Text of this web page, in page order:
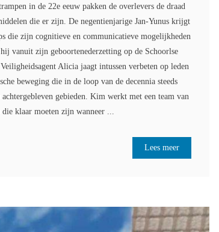
in de 22e eeuw pakken de overlevers de draad
die er zijn. De negentienjarige Jan-Yunus krijgt
die zijn cognitieve en communicatieve mogelijkheden
vanuit zijn geboortenederzetting op de Schoorlse
Alicia jaagt intussen verbeten op leden
beweging die in de loop van de decennia steeds
gebieden. Kim werkt met een team van
klaar moeten zijn wanneer ...
Lees meer